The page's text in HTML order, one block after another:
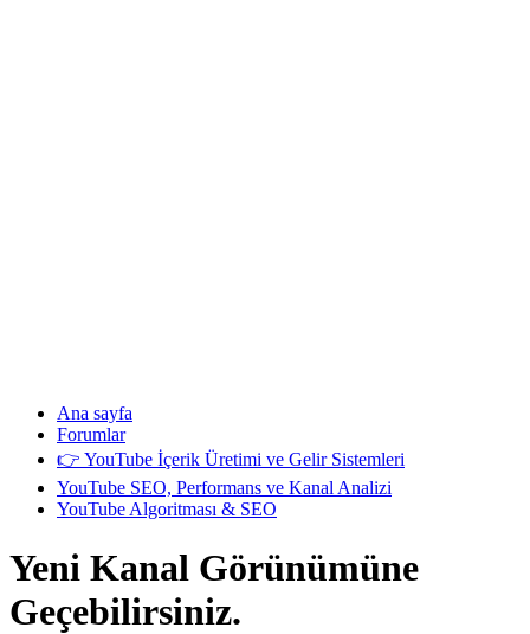
Ana sayfa
Forumlar
👉 YouTube İçerik Üretimi ve Gelir Sistemleri
YouTube SEO, Performans ve Kanal Analizi
YouTube Algoritması & SEO
Yeni Kanal Görünümüne
Geçebilirsiniz.